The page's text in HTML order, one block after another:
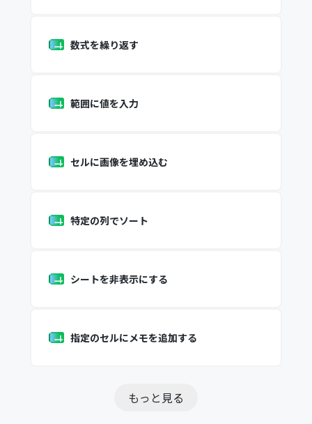
数式を繰り返す
範囲に値を入力
セルに画像を埋め込む
特定の列でソート
シートを非表示にする
指定のセルにメモを追加する
もっと見る